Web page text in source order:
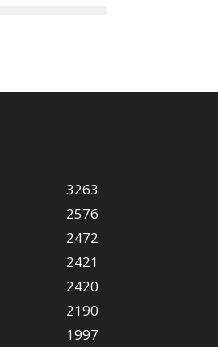
3263
2576
2472
2421
2420
2190
1997